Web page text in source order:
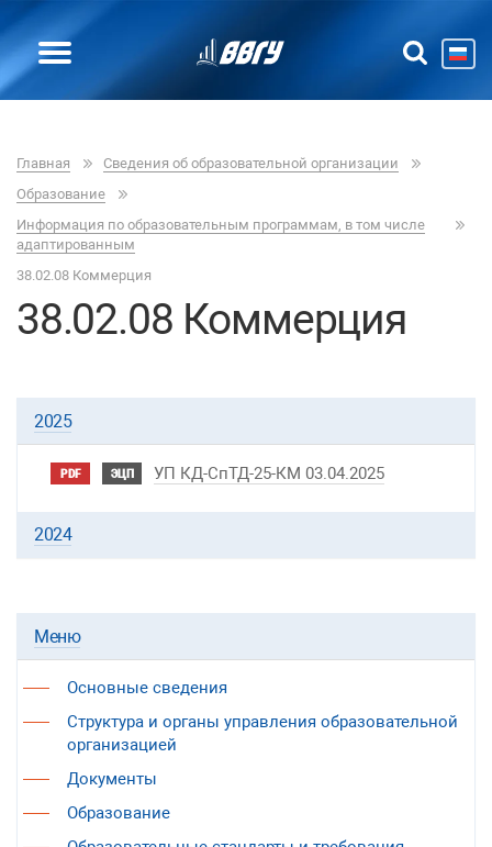
Главная
Сведения об образовательной организации
Образование
Информация по образовательным программам, в том числе
адаптированным
38.02.08 Коммерция
38.02.08 Коммерция
2025
PDF ЭЦП УП КД-СпТД-25-КМ 03.04.2025
2024
Меню
Основные сведения
Структура и органы управления образовательной
организацией
Документы
Образование